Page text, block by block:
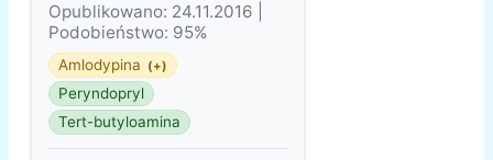
Opublikowano: 24.11.2016 |
Podobieństwo: 95%
Amlodypina (+)
Peryndopryl
Tert-butyloamina